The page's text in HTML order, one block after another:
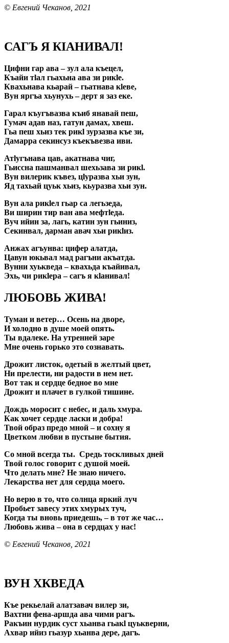
© Евгений Чеканов, 2021
САГЪ Я КIАНИВАЛ!
Цифни гар ава – зул ала къецел,
Къайи тlал гьахьна ава зи рикlе.
Квахьнава кьарай – гьатнава кlеве,
Вун яргъа хьунухь – дерт я заз еке.
Гарал къугъвазва къиб янавай пеш,
Гумач адав наз, гатун дамах, хвеш.
Гьа пеш хьиз тек рикl зурзазва къе зи,
Дамарра секинсуз къекъвезва иви.
Атlугънава цав, акатнава чиг,
Гьиссна пашманвал шехьзава зи рикl.
Вун вилерик къвез, цlуразва хьи зун,
Яд тахьай цуьк хьиз, кьуразва хьи зун.
Вун ала рикlел гьар са легьзеда,
Ви ширин тир ван ава мефтlеда.
Вуч ийин за, лагь, катин зун гьиниз,
Секинвал, дарман авач хьи рикlиз.
Анжах агъунва: цифер алатда,
Цавун юкьвал мад рагъни акъатда.
Вунни хуькведа – квахьда къайивал,
Эхь, чи рикlера – сагъ я кlанивал!
ЛЮБОВЬ ЖИВА!
Туман и ветер… Осень на дворе,
И холодно в душе моей опять.
Ты вдалеке. На утренней заре
Мне очень горько это сознавать.
Дрожит листок, одетый в желтый цвет,
Ни прелести, ни радости в нем нет.
Вот так и сердце бедное во мне
Дрожит и плачет в гулкой тишине.
Дождь моросит с небес, и даль хмура.
Как хочет сердце ласки и добра!
Твой образ предо мной – и сохну я
Цветком любви в пустыне бытия.
Со мной всегда ты. Средь тоскливых дней
Твой голос говорит с душой моей.
Что делать мне? Не знаю ничего.
Лекарства нет для сердца моего.
Но верю в то, что солнца яркий луч
Пробьет завесу этих хмурых туч,
Когда ты вновь приедешь, – в тот же час…
Любовь жива – она в сердцах у нас!
© Евгений Чеканов, 2021
ВУН ХКВЕДА
Къе рекьелай алатзавач вилер зи,
Вахтни фена-аршда ава чими рагъ.
Ракъин нурдик суст хьанва гьакl цуькверни,
Ахвар ийиз гьазур хьанва дере, дагъ.